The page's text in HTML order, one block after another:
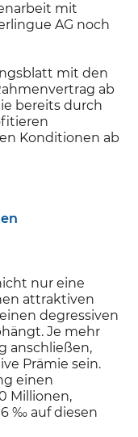
mit
AG noch
mit den
ab
bereits durch
Konditionen ab
nur eine
attraktiven
degressiven
Je mehr
anschließen,
Prämie sein.
einen
Millionen,
‰ auf diesen